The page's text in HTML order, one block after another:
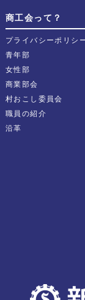
商工会って？
プライバシーポリシ
青年部
女性部
商業部会
村おこし委員会
職員の紹介
沿革